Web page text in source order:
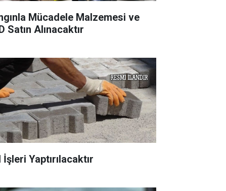
Mücadele Malzemesi ve
Satın Alınacaktır
İşleri Yaptırılacaktır